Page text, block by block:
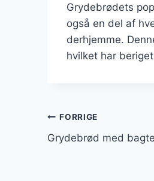
Grydebrødets
også en del af
derhjemme.
hvilket har
FORRIGE
Grydebrød med